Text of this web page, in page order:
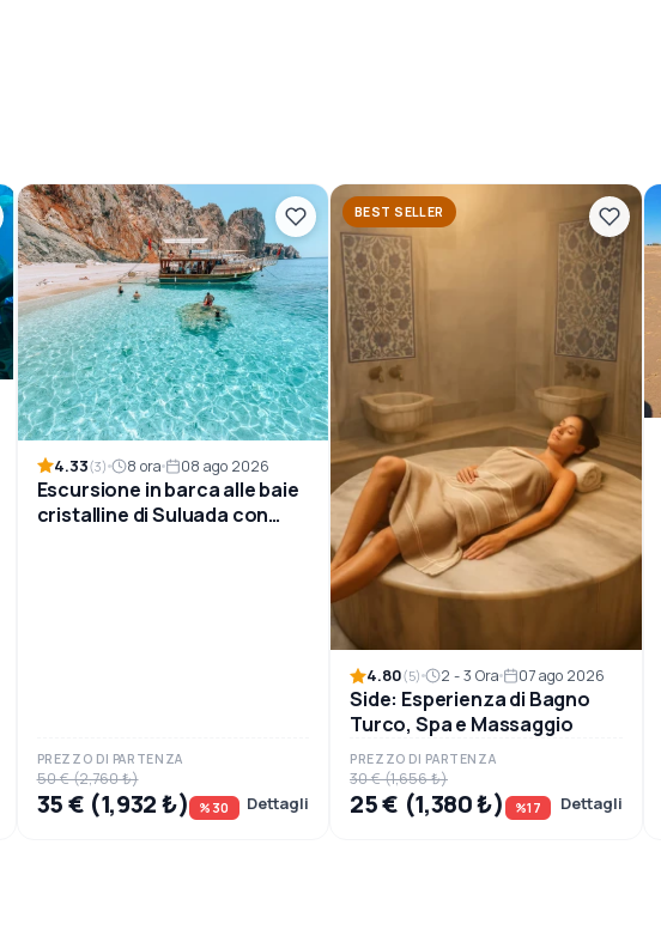
4.33(3) 8 ora 08 ago 2026
Escursione in barca alle baie
cristalline di Suluada con
PREZZO DI PARTENZA
50 € (2,760 ₺)
35 € (1,932 ₺) %30 Dettagli
BEST SELLER
4.80(5) 2 - 3 Ora 07 ago 2026
Side: Esperienza di Bagno
Turco, Spa e Massaggio
PREZZO DI PARTENZA
30 € (1,656 ₺)
25 € (1,380 ₺) %17 Dettagli